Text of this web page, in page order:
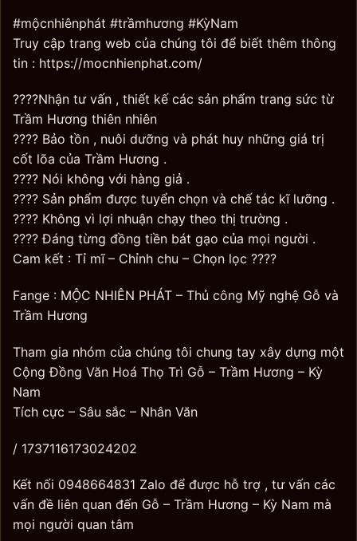
#mộcnhiênphát #trầmhương #KỳNam
Truy cập trang web của chúng tôi để biết thêm thông
tin : https://mocnhienphat.com/
????Nhận tư vấn , thiết kế các sản phẩm trang sức từ
Trầm Hương thiên nhiên
???? Bảo tồn , nuôi dưỡng và phát huy những giá trị
cốt lõa của Trầm Hương .
???? Nói không với hàng giả .
???? Sản phẩm được tuyển chọn và chế tác kĩ lưỡng .
???? Không vì lợi nhuận chạy theo thị trường .
???? Đáng từng đồng tiền bát gạo của mọi người .
Cam kết : Tỉ mĩ – Chỉnh chu – Chọn lọc ????
Fange : MỘC NHIÊN PHÁT – Thủ công Mỹ nghệ Gỗ và
Trầm Hương
Tham gia nhóm của chúng tôi chung tay xây dựng một
Cộng Đồng Văn Hoá Thọ Trì Gỗ – Trầm Hương – Kỳ
Nam
Tích cực – Sâu sắc – Nhân Văn
/ 1737116173024202
Kết nối 0948664831 Zalo để được hỗ trợ , tư vấn các
vấn đề liên quan đến Gỗ – Trầm Hương – Kỳ Nam mà
mọi người quan tâm